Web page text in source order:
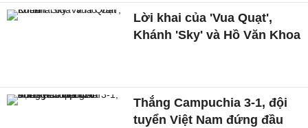
Lời khai của 'Vua Quạt',
Khánh 'Sky' và Hồ Văn Khoa
Thắng Campuchia 3-1, đội
tuyển Việt Nam đứng đầu